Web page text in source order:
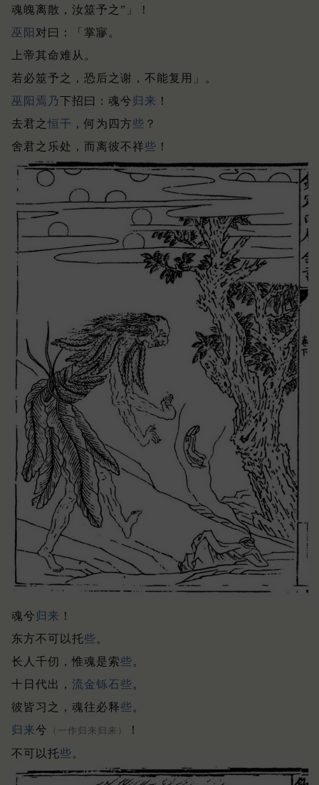
魂魄离散，汝筮予之”」！
巫阳 对曰：「掌㝱。
上帝其命难从。
若必筮予之，恐后之谢，不能复用」。
巫阳 焉乃下招曰：魂兮 归来 ！
去君之 恒干 ，何为四方些 ？
舍君之乐处，而离彼不祥些 ！
魂兮 归来 ！
东方不可以托些。
长人千仞，惟魂是索些。
十日代出， 流金铄石些。
彼皆习之，魂往必释些。
归来兮 （一作归来归来）
！
不可以托些。